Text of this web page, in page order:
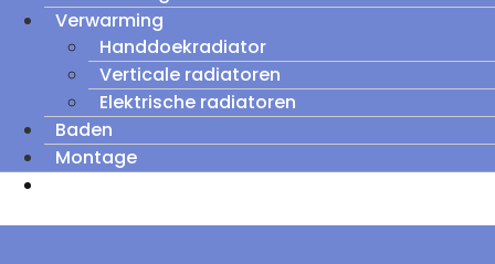
Verwarming
Handdoekradiator
Verticale radiatoren
Elektrische radiatoren
Baden
Montage